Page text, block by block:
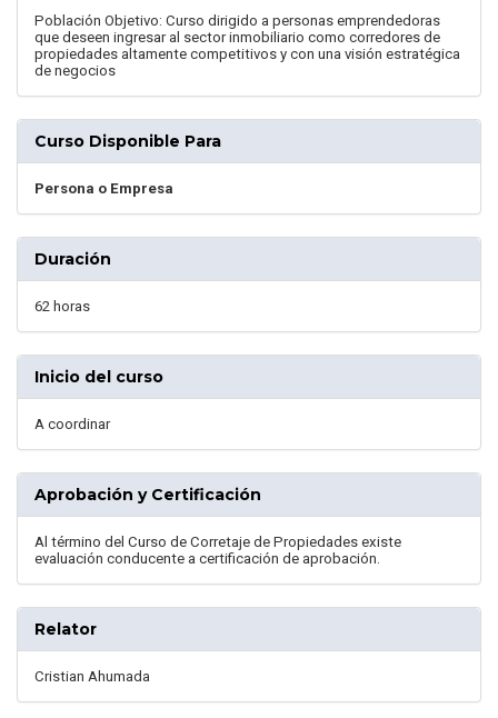
Población Objetivo: Curso dirigido a personas emprendedoras
que deseen ingresar al sector inmobiliario como corredores de
propiedades altamente competitivos y con una visión estratégica
de negocios
Curso Disponible Para
Persona o Empresa
Duración
62 horas
Inicio del curso
A coordinar
Aprobación y Certificación
Al término del Curso de Corretaje de Propiedades existe
evaluación conducente a certificación de aprobación.
Relator
Cristian Ahumada